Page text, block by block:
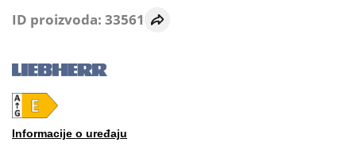
ID proizvoda: 33561
Informacije o uređaju